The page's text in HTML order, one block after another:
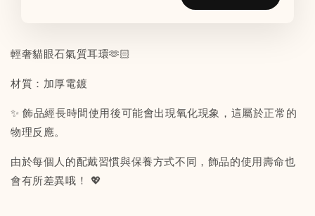
輕奢貓眼石氣質耳環🫶🏻
材質：加厚電鍍
✨ 飾品經長時間使用後可能會出現氧化現象，這屬於正常的
物理反應。
由於每個人的配戴習慣與保養方式不同，飾品的使用壽命也
會有所差異哦！ 💖